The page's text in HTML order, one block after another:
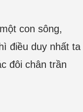
con sông,
điều duy nhất ta
đôi chân trần